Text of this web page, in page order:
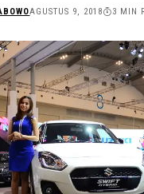
AGUSTUS 9, 2018 3 MIN